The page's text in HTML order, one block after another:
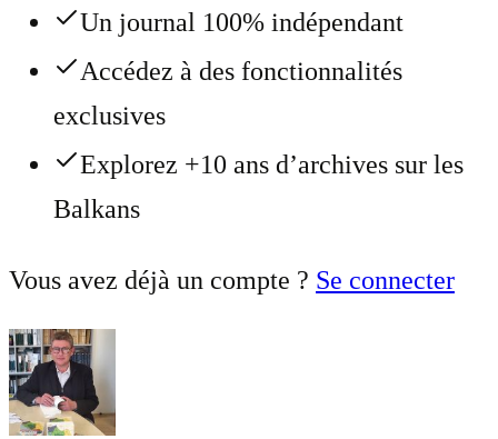
Un journal 100% indépendant
Accédez à des fonctionnalités
exclusives
Explorez +10 ans d’archives sur les
Balkans
Vous avez déjà un compte ? Se connecter